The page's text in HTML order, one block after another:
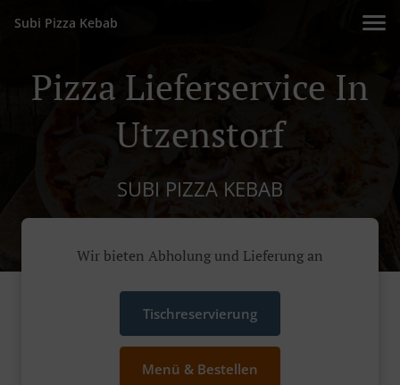
Subi Pizza Kebab
Pizza Lieferservice In
Utzenstorf
SUBI PIZZA KEBAB
Wir bieten Abholung und Lieferung an
Tischreservierung
Menü & Bestellen